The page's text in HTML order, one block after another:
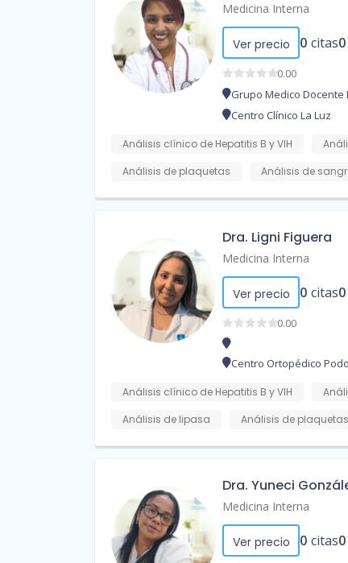
Medicina Interna
Ver precio 0 citas0
0.00
Grupo Medico Docente
Centro Clínico La Luz
Análisis clínico de Hepatitis B y VIH
Análisis de plaquetas
Análisis de
Dra. Ligni Figuera
Medicina Interna
Ver precio 0 citas0
0.00
Centro Ortopédico
Análisis clínico de Hepatitis B y VIH
Análisis de lipasa
Análisis de plaquetas
Dra. Yuneci
Medicina Interna
Ver precio 0 citas0